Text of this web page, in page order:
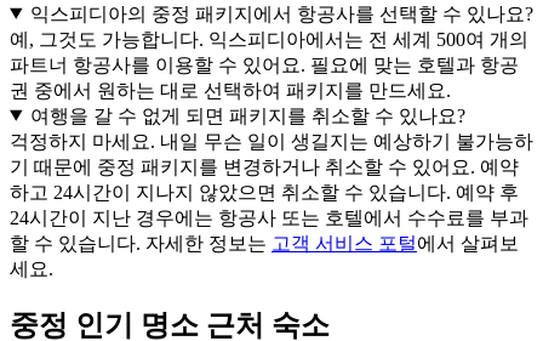
익스피디아의 중정 패키지에서 항공사를 선택할 수 있나요?
예, 그것도 가능합니다. 익스피디아에서는 전 세계 500여 개의
파트너 항공사를 이용할 수 있어요. 필요에 맞는 호텔과 항공
권 중에서 원하는 대로 선택하여 패키지를 만드세요.
여행을 갈 수 없게 되면 패키지를 취소할 수 있나요?
걱정하지 마세요. 내일 무슨 일이 생길지는 예상하기 불가능하
기 때문에 중정 패키지를 변경하거나 취소할 수 있어요. 예약
하고 24시간이 지나지 않았으면 취소할 수 있습니다. 예약 후
24시간이 지난 경우에는 항공사 또는 호텔에서 수수료를 부과
할 수 있습니다. 자세한 정보는 고객 서비스 포털에서 살펴보
세요.
중정 인기 명소 근처 숙소